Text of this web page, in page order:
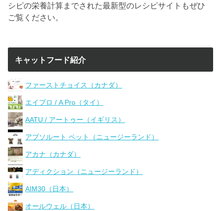
シピの栄養計算までされた最新型のレシピサイトもぜひ
ご覧ください。
キャットフード紹介
ファーストチョイス（カナダ）
エイプロ / A Pro（タイ）
AATU / アートゥー（イギリス）
アブソルート ペット（ニュージーランド）
アカナ（カナダ）
アディクション（ニュージーランド）
AIM30（日本）
オールウェル（日本）